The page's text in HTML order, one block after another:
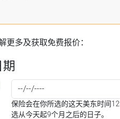
多及获取免费报价：
保险会在你所选的这天美东时间
选从今天起9个月之后的日子。